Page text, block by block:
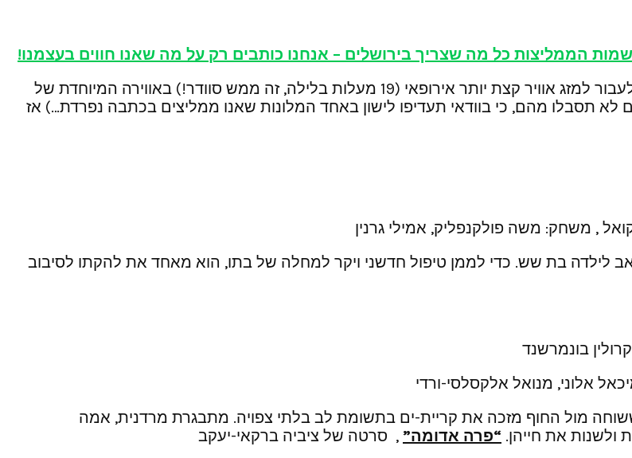
הממליצות כל מה שצריך בירושלים – אנחנו כותבים רק על מה שאנו חווים בעצמנו!
פסטיבל הקולנוע ה- 35 נפתח בירושלים. מתי, אם לא עכשיו, עדיף לעבור למזג אוויר קצת יותר אירופאי (19 מעלות בלילה, זה ממש סוודר!) באווירה המיוחדת של
תסבלו מהם, כי בוודאי תעדיפו לישון באחד המלונות שאנו ממליצים בכתבה נפרדת…) אז
, משחק: משה פולקנפליק, אמילי גרנין
לילדה בת שש. כדי לממן טיפול חדשני ויקר למחלה של בתו, הוא מאחד את להקתו לסיבוב
בונמרשנד
אלוני, מנואל אלקסלסי-ורדי
מול החוף מזכה את קריית-ים בתשומת לב בלתי צפויה. מתבגרת מרדנית, אמה
ולשנות את חייהן. “פרה אדומה” , סרטה של ציביה ברקאי-יעקב